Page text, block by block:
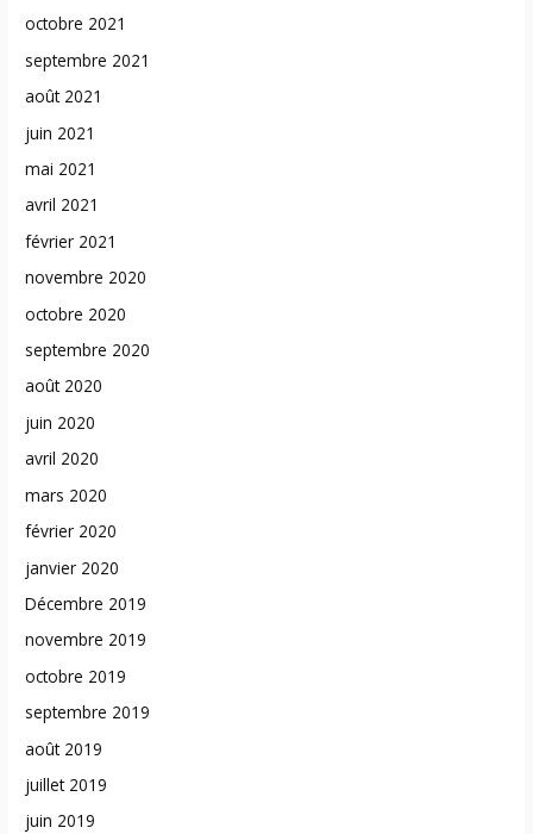
octobre 2021
septembre 2021
août 2021
juin 2021
mai 2021
avril 2021
février 2021
novembre 2020
octobre 2020
septembre 2020
août 2020
juin 2020
avril 2020
mars 2020
février 2020
janvier 2020
Décembre 2019
novembre 2019
octobre 2019
septembre 2019
août 2019
juillet 2019
juin 2019